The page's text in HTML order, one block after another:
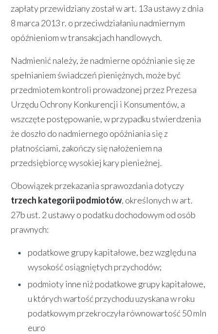
zapłaty przewidziany został w art. 13a ustawy z dnia
8 marca 2013 r. o przeciwdziałaniu nadmiernym
opóźnieniom w transakcjach handlowych.
Nadmienić należy, że nadmierne opóźnianie się ze
spełnianiem świadczeń pieniężnych, może być
przedmiotem kontroli prowadzonej przez Prezesa
Urzędu Ochrony Konkurencji i Konsumentów, a
wszczęte postępowanie, w przypadku stwierdzenia
że doszło do nadmiernego opóźniania się z
płatnościami, zakończy się nałożeniem na
przedsiębiorcę wysokiej kary pienieżnej.
Obowiązek przekazania sprawozdania dotyczy
trzech kategorii podmiotów, określonych w art.
27b ust. 2 ustawy o podatku dochodowym od osób
prawnych:
podatkowe grupy kapitałowe, bez względu na
wysokość osiągniętych przychodów;
podmioty inne niż podatkowe grupy kapitałowe,
u których wartość przychodu uzyskana w roku
podatkowym przekroczyła równowartość 50 mln
euro